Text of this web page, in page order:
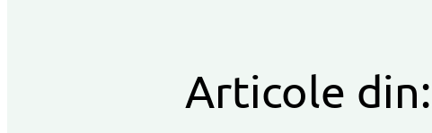
Articole din: